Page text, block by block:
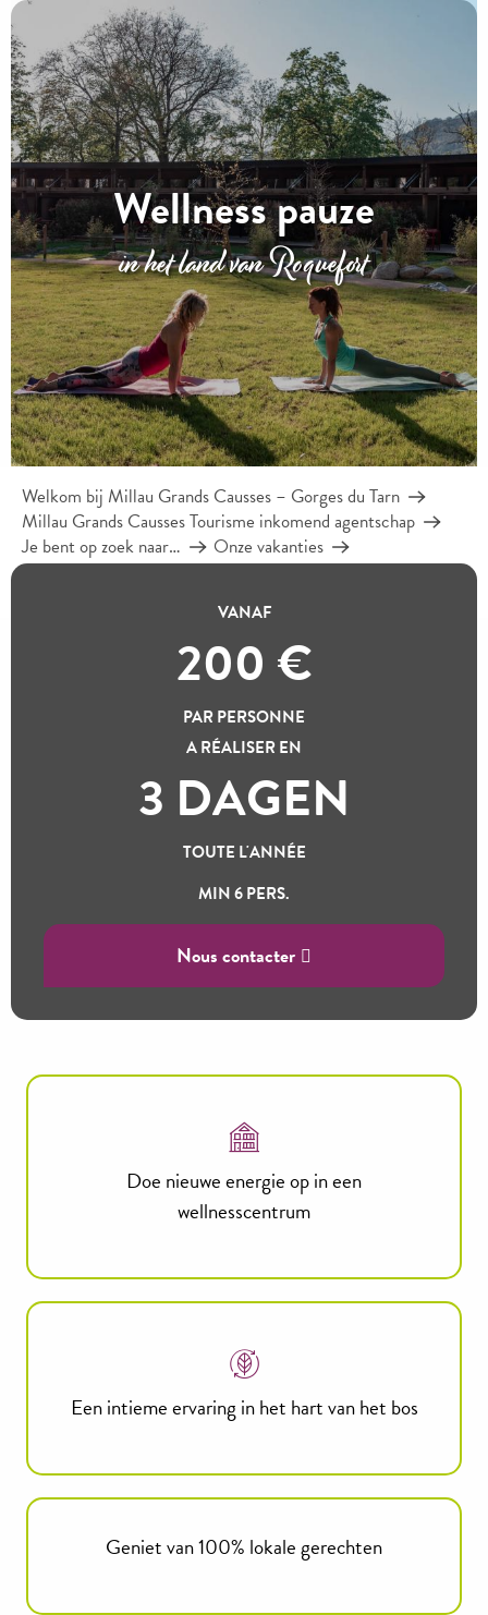
Wellness pauze
in het land van Roquefort
Welkom bij Millau Grands Causses – Gorges du Tarn
Millau Grands Causses Tourisme inkomend agentschap
Je bent op zoek naar…
Onze vakanties
Welzijnsvakantie in het land van Roquefort
WELZIJNSVAKANTIE IN
HET LAND VAN
ROQUEFORT
De regio Roquefort is de ideale bestemming om los te laten
en je batterijen op te laden met één authentieke ervaring per
VANAF
200 €
PAR PERSONNE
A RÉALISER EN
3 DAGEN
TOUTE L'ANNÉE
MIN 6 PERS.
Nous contacter
Doe nieuwe energie op in een
wellnesscentrum
Een intieme ervaring in het hart van het bos
Geniet van 100% lokale gerechten